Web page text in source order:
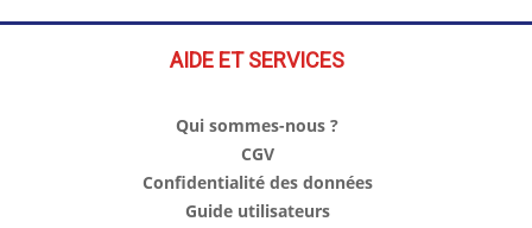
AIDE ET SERVICES
Qui sommes-nous ?
CGV
Confidentialité des données
Guide utilisateurs